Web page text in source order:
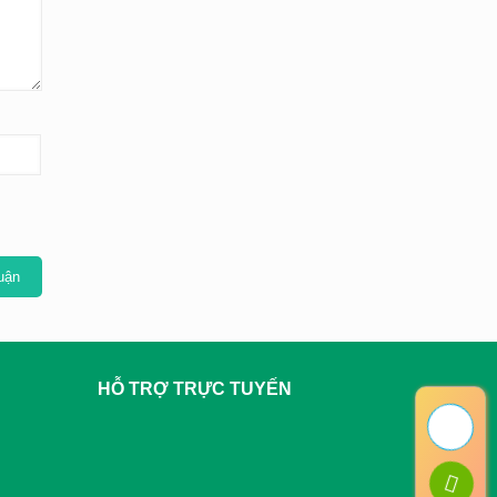
HỖ TRỢ TRỰC TUYẾN